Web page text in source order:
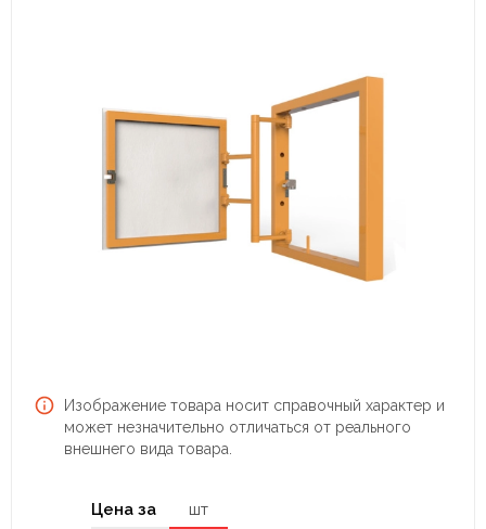
Изображение товара носит справочный характер и
может незначительно отличаться от реального
внешнего вида товара.
Цена за шт